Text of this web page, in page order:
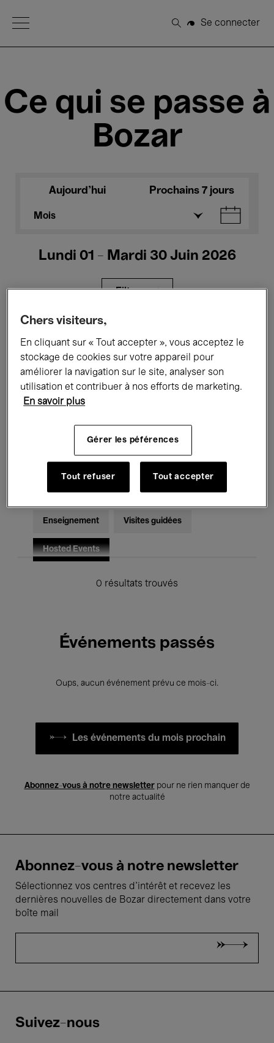
Open Menu
Rechercher
Se connecter
Ce qui se passe à
Bozar
Aujourd'hui Prochains 7 jours
Mois
Lundi 01 - Mardi 30 Juin 2026
Filtres
Expositions Films Performances
Rencontres & Débats Jazz
Musique électronique
Pour tous Kids’ Palace
Enseignement Visites guidées
Hosted Events
0 résultats trouvés
Événements passés
Oups, aucun événement prévu ce mois-ci.
Les événements du mois prochain
Abonnez-vous à notre newsletterpour ne rien manquer de
notre actualité
Abonnez-vous à notre newsletter
Sélectionnez vos centres d'intérêt et recevez les
dernières nouvelles de Bozar directement dans votre
boîte mail
Suivez-nous
Chers visiteurs,
En cliquant sur « Tout accepter », vous acceptez le
stockage de cookies sur votre appareil pour
améliorer la navigation sur le site, analyser son
utilisation et contribuer à nos efforts de marketing.
En savoir plus
Gérer les péférences
Tout refuser Tout accepter